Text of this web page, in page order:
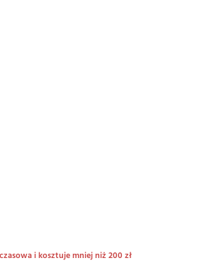
i kosztuje mniej niż 200 zł